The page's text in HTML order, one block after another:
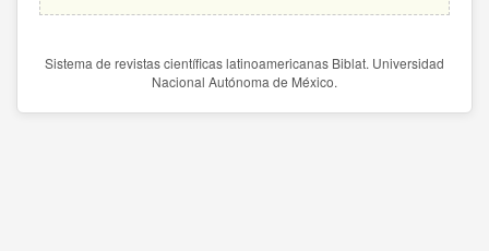
Sistema de revistas científicas latinoamericanas Biblat. Universidad
Nacional Autónoma de México.